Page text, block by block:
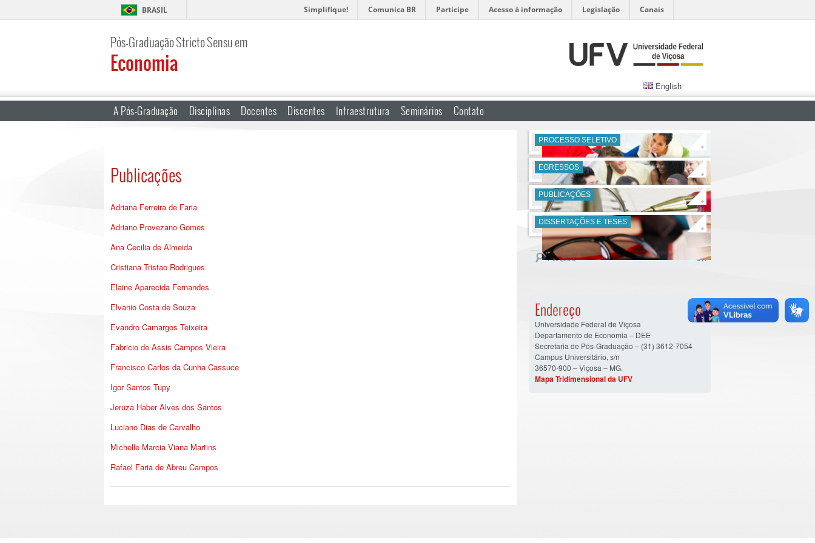
BRASIL Simplifique! Comunica BR Participe Acesso à informação Legislação Canais
Pós-Graduação Stricto Sensu em
Economia
English
A Pós-Graduação Disciplinas Docentes Discentes Infraestrutura Seminários Contato
Publicações
Adriana Ferreira de Faria
Adriano Provezano Gomes
Ana Cecilia de Almeida
Cristiana Tristao Rodrigues
Elaine Aparecida Fernandes
Elvanio Costa de Souza
Evandro Camargos Teixeira
Fabricio de Assis Campos Vieira
Francisco Carlos da Cunha Cassuce
Igor Santos Tupy
Jeruza Haber Alves dos Santos
Luciano Dias de Carvalho
Michelle Marcia Viana Martins
Rafael Faria de Abreu Campos
PROCESSO SELETIVO +
EGRESSOS +
PUBLICAÇÕES +
DISSERTAÇÕES E TESES +
Endereço
Universidade Federal de Viçosa
Departamento de Economia – DEE
Secretaria de Pós-Graduação – (31) 3612-7054
Campus Universitário, s/n
36570-900 – Viçosa – MG.
Mapa Tridimensional da UFV